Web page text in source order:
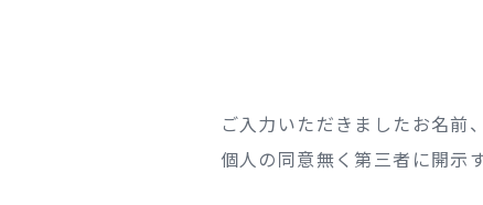
ご入力いただきましたお名前
個人の同意無く第三者に開示